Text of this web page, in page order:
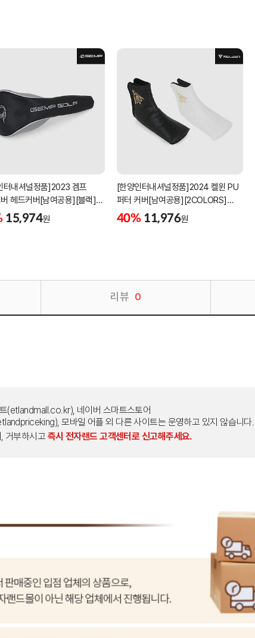
터내셔널정품]2023 겜프
헤드커버[남여공용][블랙]
15,974원
[한양인터내셔널정품]2024 켈윈 PU
퍼터 커버[남여공용][2COLORS]
[KW-PC320]
40% 11,976원
리뷰 0
(etlandmall.co.kr), 네이버 스마트스토어
모바일 어플 외 다른 사이트는 운영하고 있지 않습니다.
거부하시고 즉시 전자랜드 고객센터로 신고해주세요.